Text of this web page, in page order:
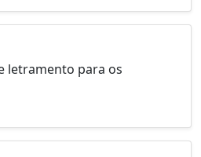
letramento para os